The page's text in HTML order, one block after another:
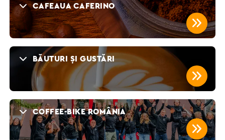
.
CAFEAUA CAFERINO
.
BĂUTURI ȘI GUSTĂRI
.
COFFEE-BIKE ROMÂNIA